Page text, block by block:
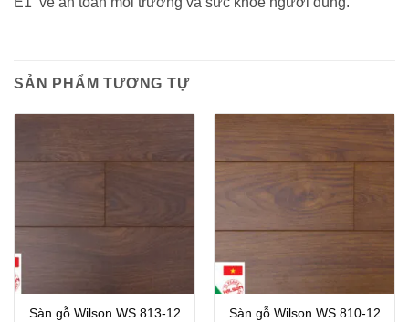
SẢN PHẨM TƯƠNG TỰ
Sàn gỗ Wilson WS 813-12 Sàn gỗ Wilson WS 810-12